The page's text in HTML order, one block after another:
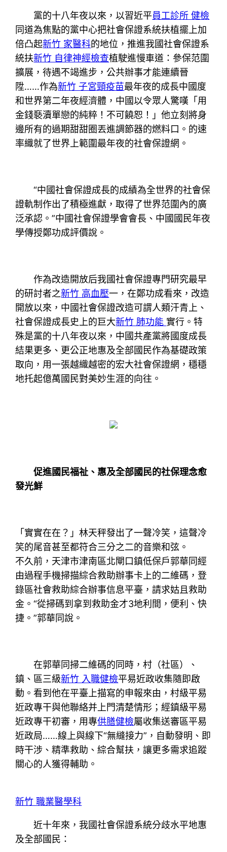
黨的十八年夜以來，以習近平員工診所 健檢
同道為焦點的黨中心把社會保證系統扶植擺上加
倍凸起新竹 家醫科的地位，推進我國社會保證系
統扶新竹 自律神經檢查植駛進慢車道：參保范圍
擴展，待遇不竭進步，公共辦事才能連續晉
陞……作為新竹 子宮頸疫苗最年夜的成長中國度
和世界第二年夜經濟體，中國以令眾人驚嘆「用
金錢褻瀆單戀的純粹！不可饒恕！」他立刻將身
邊所有的過期甜甜圈丟進調節器的燃料口。的速
率織就了世界上範圍最年夜的社會保證網。
“中國社會保證成長的成績為全世界的社會保
證軌制作出了積極進獻，取得了世界范圍內的廣
泛承認。”中國社會保證學會會長、中國國民年夜
學傳授鄭功成評價說。
作為改造開放后我國社會保證專門研究最早
的研討者之新竹 高血壓一，在鄭功成看來，改造
開放以來，中國社會保證改造可謂人類汗青上、
社會保證成長史上的巨大新竹 肺功能 實行。特
殊是黨的十八年夜以來，中國共產黨將國度成長
結果更多、更公正地惠及全部國民作為基礎政策
取向，用一張越織越密的宏大社會保證網，穩穩
地托起億萬國民對美妙生涯的向往。
促進國民福祉、惠及全部國民的社保理念愈
發光鮮
「實實在在？」林天秤發出了一聲冷笑，這聲冷
笑的尾音甚至都符合三分之二的音樂和弦。
不久前，天津市津南區北閘口鎮低保戶郭華同經
由過程手機掃描綜合救助辦事卡上的二維碼，登
錄區社會救助綜合辦事信息平臺，請求姑且救助
金。“從掃碼到拿到救助金才3地利間，便利、快
捷。”郭華同說。
在郭華同掃二維碼的同時，村（社區）、
鎮、區三級新竹 入職健檢平易近政收集隨即啟
動。看到他在平臺上描寫的申報來由，村級平易
近政專干與他聯絡并上門清楚情形；經鎮級平易
近政專干初審，用專供膳健檢屬收集送審區平易
近政局……線上與線下“無縫接力”，自動發明、即
時干涉、精準救助、綜合幫扶，讓更多需求追蹤
關心的人獲得輔助。
新竹 職業醫學科
近十年來，我國社會保證系統分歧水平地惠
及全部國民：